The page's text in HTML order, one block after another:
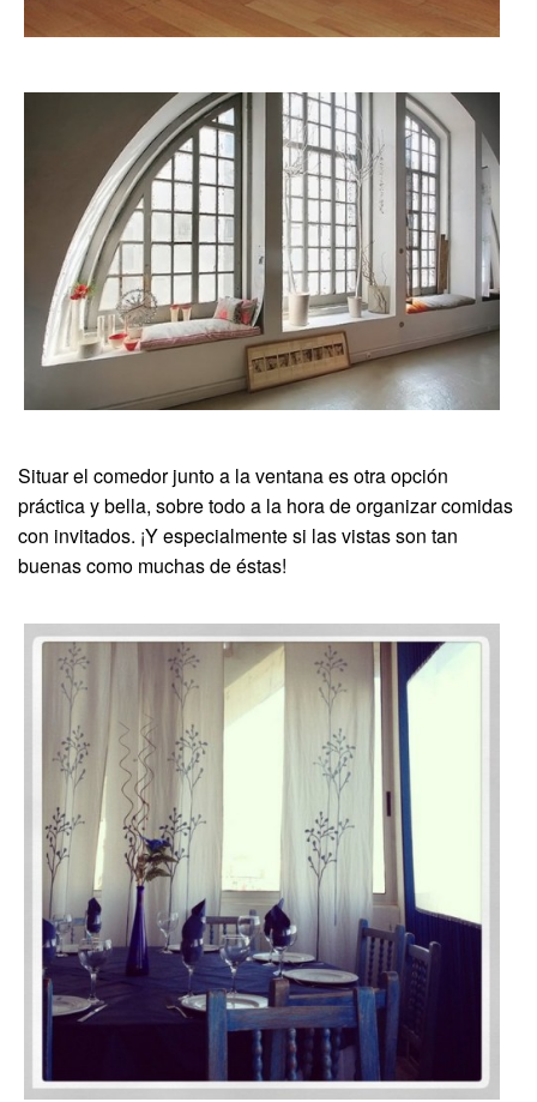
Situar el comedor junto a la ventana es otra opción
práctica y bella, sobre todo a la hora de organizar comidas
con invitados. ¡Y especialmente si las vistas son tan
buenas como muchas de éstas!